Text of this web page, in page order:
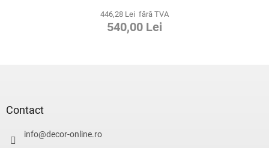
446,28 Lei fără TVA
540,00 Lei
Contact
info@decor-online.ro